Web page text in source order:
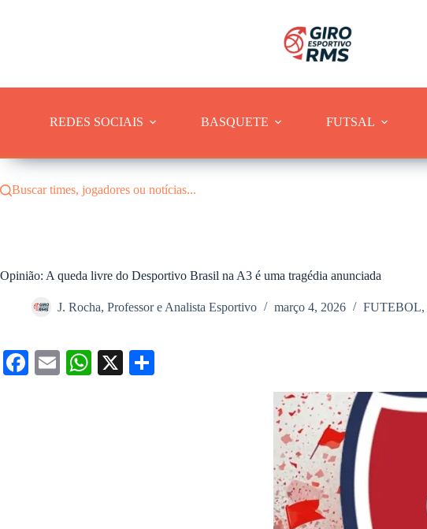
REDES SOCIAIS BASQUETE FUTSAL
Buscar times, jogadores ou notícias...
Opinião: A queda livre do Desportivo Brasil na A3 é uma tragédia anunciada
J. Rocha, Professor e Analista Esportivo março 4, 2026 FUTEBOL,
Fa E
W
X